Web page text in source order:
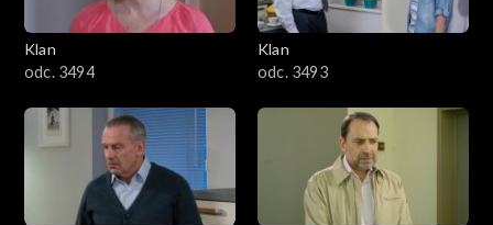
3401–3500
3201–3300
3101–3200
Klan
odc. 3494
Klan
odc. 3493